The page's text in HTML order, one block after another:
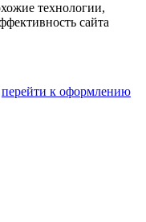
технологии,
сайта
перейти к оформлению